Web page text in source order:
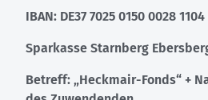
IBAN: DE37 7025 0150 0028
Sparkasse Starnberg
Betreff: „Heckmair-Fonds“ +